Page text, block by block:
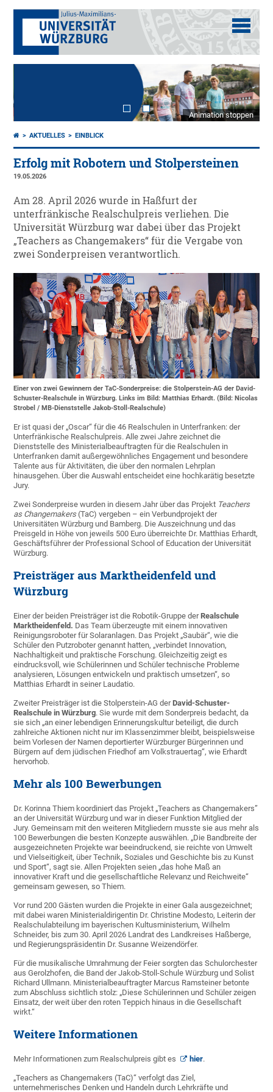
Animation stoppen
AKTUELLES EINBLICK
Erfolg mit Robotern und Stolpersteinen
19.05.2026
Am 28. April 2026 wurde in Haßfurt der
unterfränkische Realschulpreis verliehen. Die
Universität Würzburg war dabei über das Projekt
„Teachers as Changemakers“ für die Vergabe von
zwei Sonderpreisen verantwortlich.
Einer von zwei Gewinnern der TaC-Sonderpreise: die Stolperstein-AG der David-
Schuster-Realschule in Würzburg. Links im Bild: Matthias Erhardt. (Bild: Nicolas
Strobel / MB-Dienststelle Jakob-Stoll-Realschule)
Er ist quasi der „Oscar“ für die 46 Realschulen in Unterfranken: der
Unterfränkische Realschulpreis. Alle zwei Jahre zeichnet die
Dienststelle des Ministerialbeauftragten für die Realschulen in
Unterfranken damit außergewöhnliches Engagement und besondere
Talente aus für Aktivitäten, die über den normalen Lehrplan
hinausgehen. Über die Auswahl entscheidet eine hochkarätig besetzte
Jury.
Zwei Sonderpreise wurden in diesem Jahr über das Projekt Teachers
as Changemakers(TaC) vergeben – ein Verbundprojekt der
Universitäten Würzburg und Bamberg. Die Auszeichnung und das
Preisgeld in Höhe von jeweils 500 Euro überreichte Dr. Matthias Erhardt,
Geschäftsführer der Professional School of Education der Universität
Würzburg.
Preisträger aus Marktheidenfeld und
Würzburg
Einer der beiden Preisträger ist die Robotik-Gruppe derRealschule
Marktheidenfeld. Das Team überzeugte mit einem innovativen
Reinigungsroboter für Solaranlagen. Das Projekt „Saubär“, wie die
Schüler den Putzroboter genannt hatten, „verbindet Innovation,
Nachhaltigkeit und praktische Forschung. Gleichzeitig zeigt es
eindrucksvoll, wie Schülerinnen und Schüler technische Probleme
analysieren, Lösungen entwickeln und praktisch umsetzen“, so
Matthias Erhardt in seiner Laudatio.
Zweiter Preisträger ist die Stolperstein-AG derDavid-Schuster-
Realschule in Würzburg. Sie wurde mit dem Sonderpreis bedacht, da
sie sich „an einer lebendigen Erinnerungskultur beteiligt, die durch
zahlreiche Aktionen nicht nur im Klassenzimmer bleibt, beispielsweise
beim Vorlesen der Namen deportierter Würzburger Bürgerinnen und
Bürgern auf dem jüdischen Friedhof am Volkstrauertag“, wie Erhardt
hervorhob.
Mehr als 100 Bewerbungen
Dr. Korinna Thiem koordiniert das Projekt „Teachers as Changemakers”
an der Universität Würzburg und war in dieser Funktion Mitglied der
Jury. Gemeinsam mit den weiteren Mitgliedern musste sie aus mehr als
100 Bewerbungen die besten Konzepte auswählen. „Die Bandbreite der
ausgezeichneten Projekte war beeindruckend, sie reichte von Umwelt
und Vielseitigkeit, über Technik,Soziales und Geschichte bis zu Kunst
und Sport“, sagt sie. Allen Projekten seien „das hohe Maß an
innovativer Kraft und die gesellschaftliche Relevanz und Reichweite“
gemeinsam gewesen, so Thiem.
Vor rund 200 Gästen wurden die Projekte in einer Gala ausgezeichnet;
mit dabei waren Ministerialdirigentin Dr. Christine Modesto, Leiterin der
Realschulabteilung im bayerischen Kultusministerium, Wilhelm
Schneider, bis zum 30. April 2026 Landrat des Landkreises Haßberge,
und Regierungspräsidentin Dr. Susanne Weizendörfer.
Für die musikalische Umrahmung der Feier sorgten das Schulorchester
aus Gerolzhofen, die Band der Jakob-Stoll-Schule Würzburg und Solist
Richard Ullmann. Ministerialbeauftragter Marcus Ramsteiner betonte
zum Abschluss sichtlich stolz: „Diese Schülerinnen und Schüler zeigen
Einsatz, der weit über den roten Teppich hinaus in die Gesellschaft
wirkt.“
Weitere Informationen
Mehr Informationen zum Realschulpreis gibt es hier.
„Teachers as Changemakers (TaC)“ verfolgt das Ziel,
unternehmerisches Denken und Handeln durch Lehrkräfte und